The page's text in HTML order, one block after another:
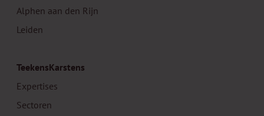
Alphen aan den Rijn
Leiden
TeekensKarstens
Expertises
Sectoren